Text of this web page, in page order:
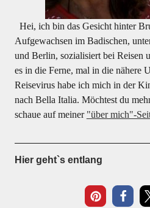
Hei, ich bin das Gesicht hinter
Aufgewachsen im Badischen,
und Berlin, sozialisiert bei Reisen
es in die Ferne, mal in die nähere
Reisevirus habe ich mich in der
nach Bella Italia. Möchtest du
schaue auf meiner "über mich"-
Hier geht`s entlang
17